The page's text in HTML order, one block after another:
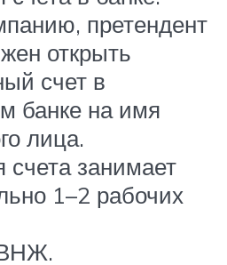
претендент
открыть
счет в
банке на имя
лица.
счета занимает
1–2 рабочих